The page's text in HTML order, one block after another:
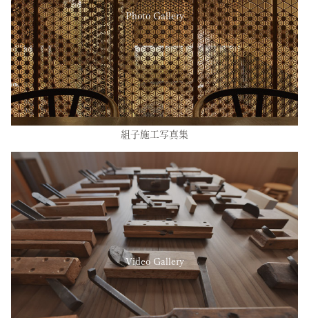
Photo Gallery
組子施工写真集
Video Gallery